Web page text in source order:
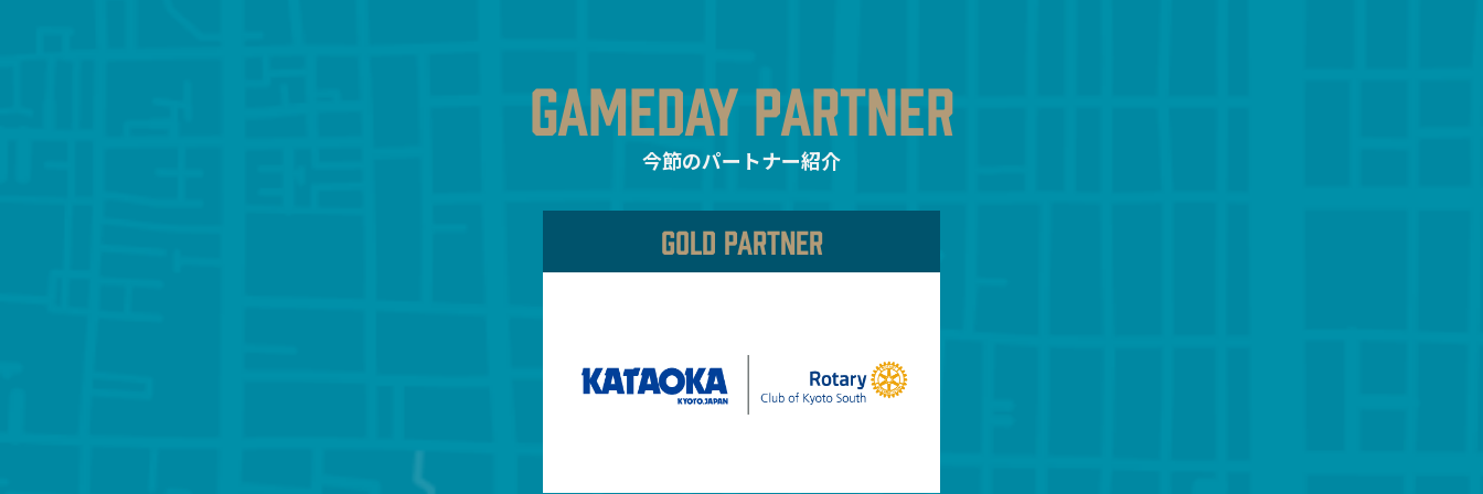
GAMEDAY PARTNER
今節のパートナー紹介
GOLD PARTNER